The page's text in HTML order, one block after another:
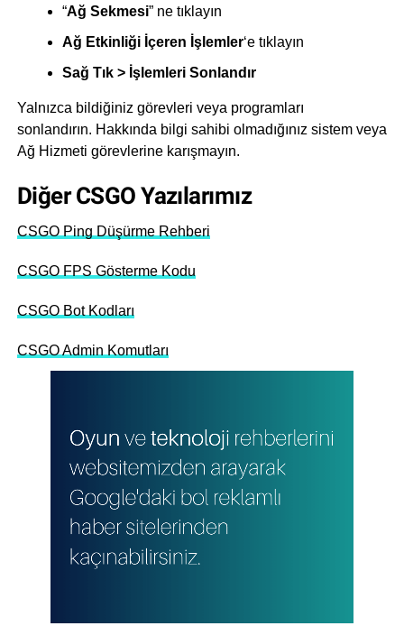
“Ağ Sekmesi” ne tıklayın
Ağ Etkinliği İçeren İşlemler‘e tıklayın
Sağ Tık > İşlemleri Sonlandır
Yalnızca bildiğiniz görevleri veya programları
sonlandırın. Hakkında bilgi sahibi olmadığınız sistem veya
Ağ Hizmeti görevlerine karışmayın.
Diğer CSGO Yazılarımız
CSGO Ping Düşürme Rehberi
CSGO FPS Gösterme Kodu
CSGO Bot Kodları
CSGO Admin Komutları